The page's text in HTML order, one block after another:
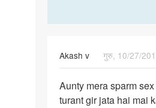
Akash v
गुरु, 10/27/
Aunty
mera
Aunty mera sparm
turant gir jata hai mai